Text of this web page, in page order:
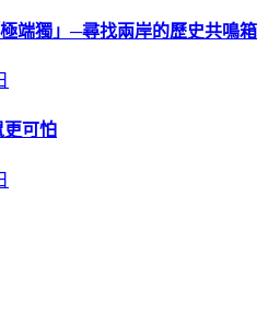
端獨」─尋找兩岸的歷史共鳴箱
更可怕